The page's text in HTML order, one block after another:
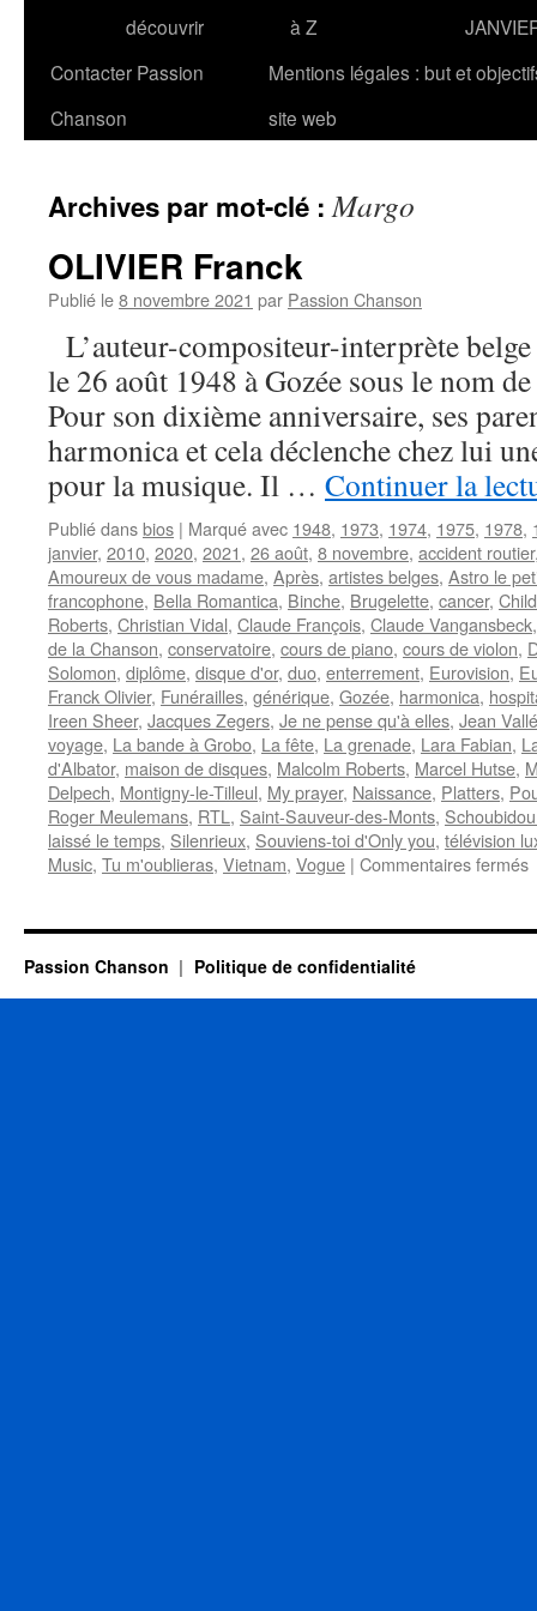
découvrir
à Z
Contacter Passion
Chanson
Mentions légales : but et
site web
Archives par mot-clé :Margo
OLIVIER Franck
Publié le8 novembre 2021 par Passion Chanson
L’auteur-compositeur-interprète
le 26 août 1948 à Gozée sous le nom
Pour son dixième anniversaire, ses
harmonica et cela déclenche chez lui
pour la musique. Il … Continuer la
Publié dansbios | Marqué avec 1948, 1973, 1974, 1975, 1978,
janvier, 2010, 2020, 2021, 26 août, 8 novembre, accident routier
Amoureux de vous madame, Après, artistes belges, Astro le
francophone, Bella Romantica, Binche, Brugelette, cancer,
Roberts, Christian Vidal, Claude François, Claude Vangansbeck
de la Chanson, conservatoire, cours de piano, cours de violon,
Solomon, diplôme, disque d'or, duo, enterrement, Eurovision,
Franck Olivier, Funérailles, générique, Gozée, harmonica,
Ireen Sheer, Jacques Zegers, Je ne pense qu'à elles, Jean
voyage, La bande à Grobo, La fête, La grenade, Lara Fabian,
d'Albator, maison de disques, Malcolm Roberts, Marcel Hutse,
Delpech, Montigny-le-Tilleul, My prayer, Naissance, Platters,
Roger Meulemans, RTL , Saint-Sauveur-des-Monts,
laissé le temps, Silenrieux, Souviens-toi d'Only you, télévision
Music, Tu m'oublieras, Vietnam, Vogue | Commentaires fermés
Passion Chanson Politique de confidentialité